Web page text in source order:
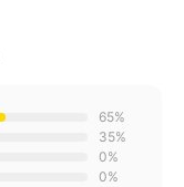
65%
35%
0%
0%